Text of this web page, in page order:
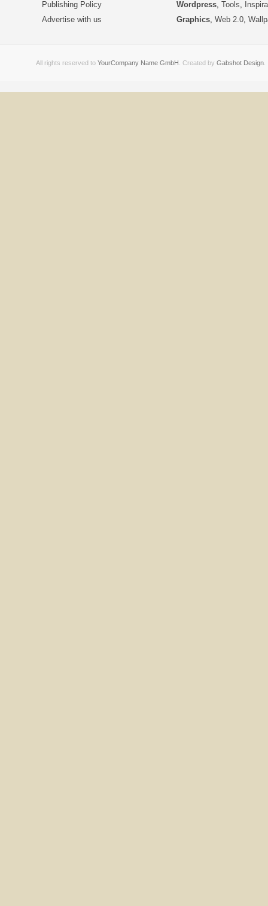
Publishing Policy
Advertise with us
Wordpress Tools
Graphics Web 2.0
All rights reserved to YourCompany Name GmbH . Created by Gabshot Design